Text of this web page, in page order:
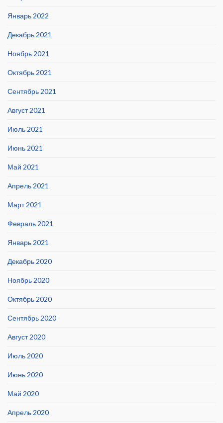
Январь 2022
Декабрь 2021
Ноябрь 2021
Октябрь 2021
Сентябрь 2021
Август 2021
Июль 2021
Июнь 2021
Май 2021
Апрель 2021
Март 2021
Февраль 2021
Январь 2021
Декабрь 2020
Ноябрь 2020
Октябрь 2020
Сентябрь 2020
Август 2020
Июль 2020
Июнь 2020
Май 2020
Апрель 2020